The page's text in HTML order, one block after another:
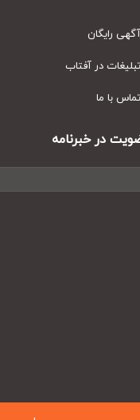
رایگان
در آفتاب
با ما
در خبرنامه